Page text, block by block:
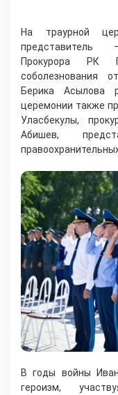
На траурной
представитель
Прокурора РК
соболезнования
Берика Асылова
церемонии также
Уласбекулы,
Абишев,
В годы войны
героизм,